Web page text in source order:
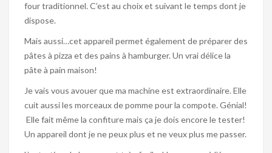
four traditionnel. C’est au choix et suivant le temps dont je
dispose.
Mais aussi…cet appareil permet également de préparer des
pâtes à pizza et des pains à hamburger. Un vrai délice la
pâte à pain maison!
Je vais vous avouer que ma machine est extraordinaire. Elle
cuit aussi les morceaux de pomme pour la compote. Génial!
Elle fait même la confiture mais ça je dois encore le tester!
Un appareil dont je ne peux plus et ne veux plus me passer.